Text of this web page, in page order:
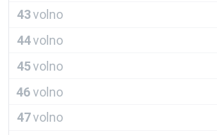
43volno
44volno
45volno
46volno
47volno